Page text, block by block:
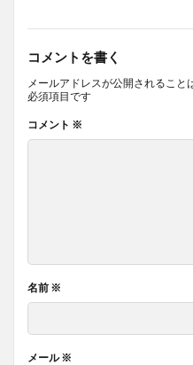
コメントを書く
メールアドレスが公開されること
必須項目です
コメント ※
名前 ※
メール※